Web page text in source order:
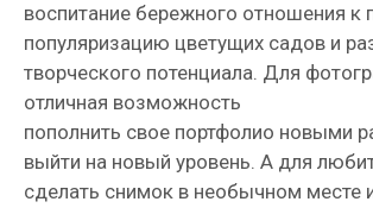
воспитание бережного отношения к
популяризацию цветущих садов и
творческого потенциала. Для
отличная возможность
пополнить свое портфолио новыми
выйти на новый уровень. А для
сделать снимок в необычном месте